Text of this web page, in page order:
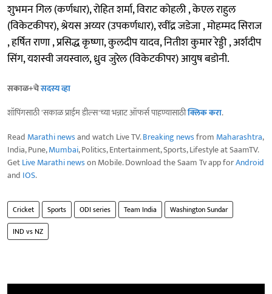
शुभमन गिल (कर्णधार), रोहित शर्मा, विराट कोहली , केएल राहुल
(विकेटकीपर), श्रेयस अय्यर (उपकर्णधार), रवींद्र जडेजा , मोहम्मद सिराज
, हर्षित राणा , प्रसिद्ध कृष्णा, कुलदीप यादव, नितीश कुमार रेड्डी , अर्शदीप
सिंग, यशस्वी जयस्वाल, ध्रुव जुरेल (विकेटकीपर) आयुष बडोनी.
सकाळ+चेसदस्य व्हा
शॉपिंगसाठी 'सकाळ प्राईम डील्स'च्या भन्नाट ऑफर्स पाहण्यासाठीक्लिक करा.
Read Marathi newsand watch Live TV.Breaking newsfrom Maharashtra,
India, Pune,Mumbai, Politics, Entertainment, Sports, Lifestyle at SaamTV.
GetLive Marathi newson Mobile. Download the Saam Tv app forAndroid
and IOS.
Cricket Sports ODI series Team India
Washington Sundar
IND vs NZ